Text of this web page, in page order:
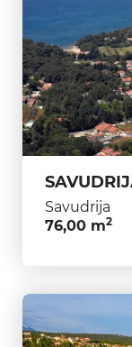
Savudrija
76,00 m2